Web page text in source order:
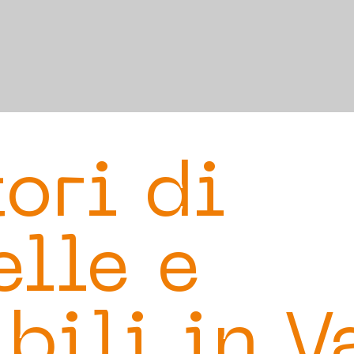
di
e